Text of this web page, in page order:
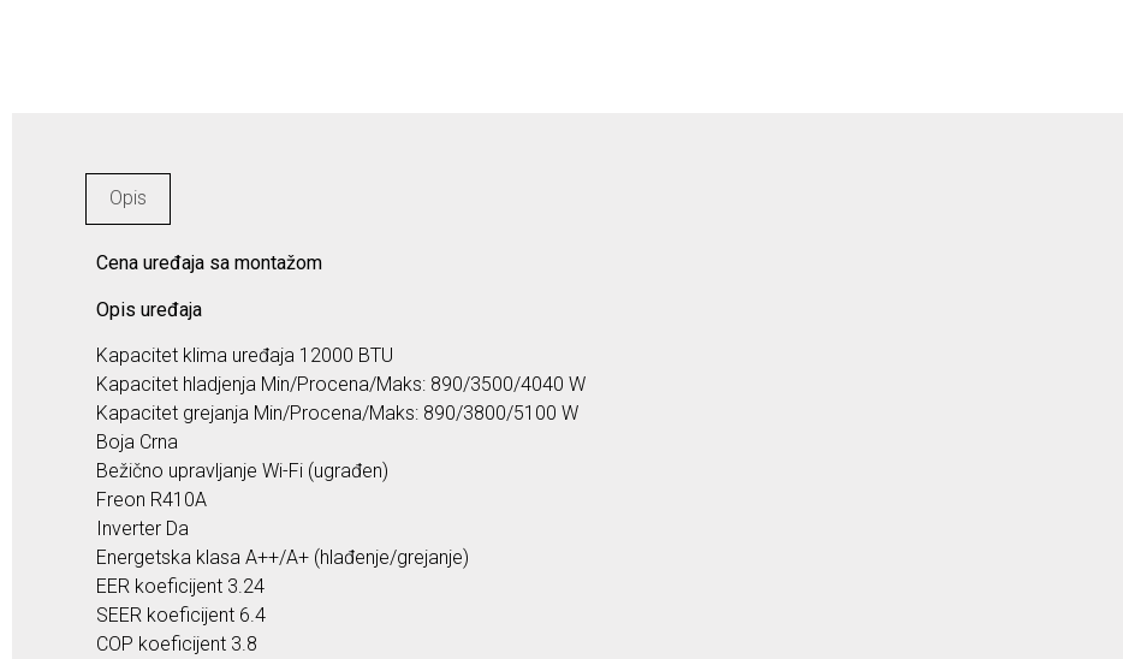
Opis
Cena uređaja sa montažom
Opis uređaja
Kapacitet klima uređaja 12000 BTU
Kapacitet hladjenja Min/Procena/Maks: 890/3500/4040 W
Kapacitet grejanja Min/Procena/Maks: 890/3800/5100 W
Boja Crna
Bežično upravljanje Wi-Fi (ugrađen)
Freon R410A
Inverter Da
Energetska klasa A++/A+ (hlađenje/grejanje)
EER koeficijent 3.24
SEER koeficijent 6.4
COP koeficijent 3.8